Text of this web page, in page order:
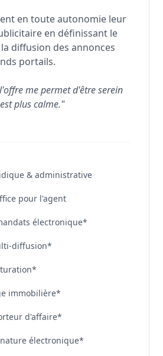
en toute autonomie leur
en définissant le
diffusion des annonces
portails.
me permet d'être serein
plus calme."
& administrative
pour l'agent
électronique*
diffusion*
immobilière*
d'affaire*
électronique*